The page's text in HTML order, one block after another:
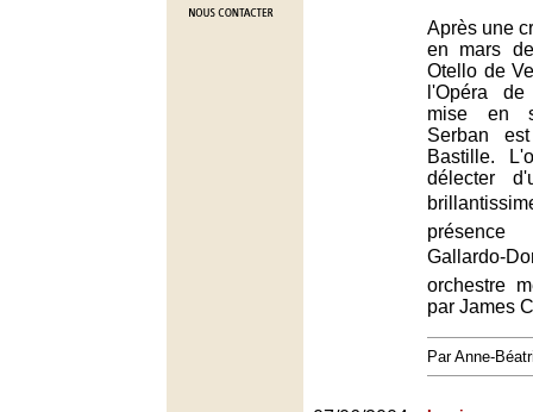
Après une
en mars
Otello de
l'Opéra
mise en
Serban
Bastille.
délecter
Gallardo-
orchestre
par James
Par Anne-